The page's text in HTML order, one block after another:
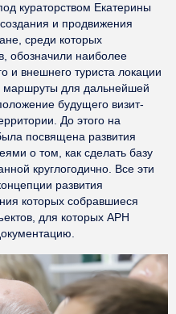
кураторством Екатерины
и продвижения
среди которых
обозначили наиболее
и внешнего туриста локации
маршруты для дальнейшей
будущего визит-
До этого на
посвящена развития
о том, как сделать базу
круглогодично. Все эти
развития
которых собравшиеся
для которых АРН